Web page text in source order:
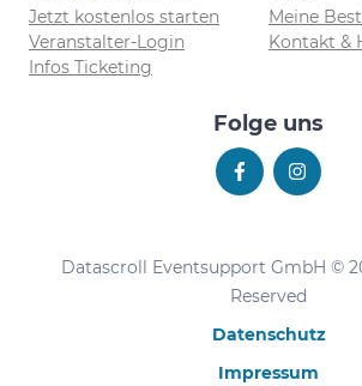
Jetzt kostenlos starten
Veranstalter-Login
Infos Ticketing
Meine
Kontakt &
Folge uns
Datascroll Eventsupport GmbH ©
Reserved
Datenschutz
Impressum